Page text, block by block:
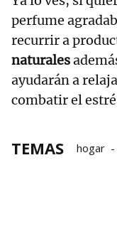
perfume
recurrir a
naturales
ayudarán a
combatir el
TEMAS hogar